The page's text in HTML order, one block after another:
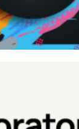
Continua